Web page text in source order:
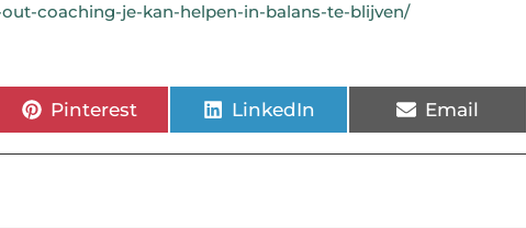
coaching-je-kan-helpen-in-balans-te-blijven/
Pinterest LinkedIn Email